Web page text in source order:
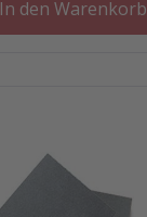
In den Warenkorb